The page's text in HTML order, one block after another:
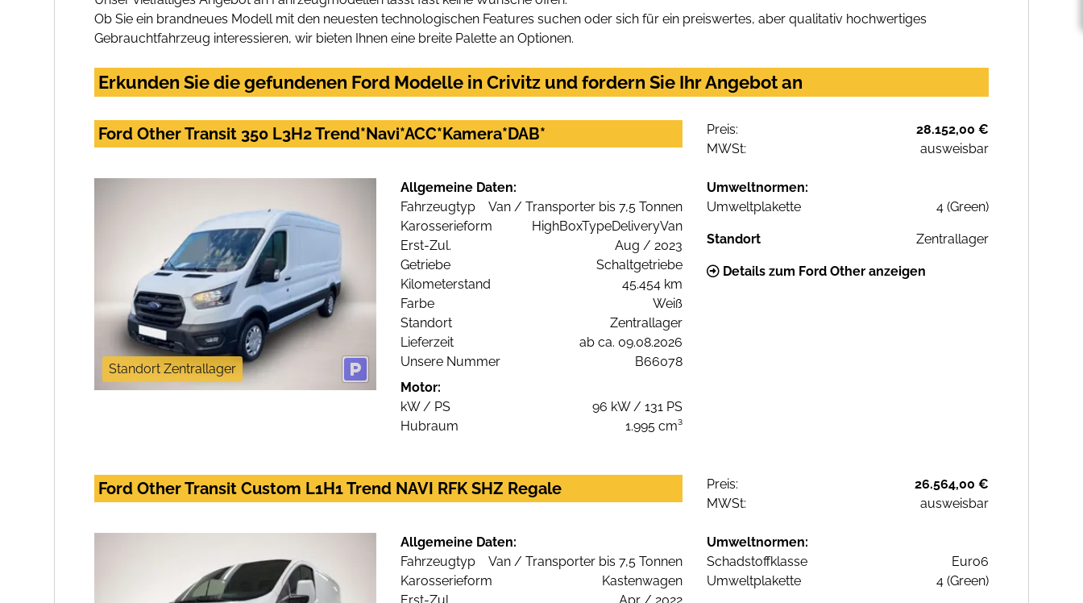
Ob Sie ein brandneues Modell mit den neuesten technologischen Features suchen oder sich für ein preiswertes, aber qualitativ hochwertiges
Gebrauchtfahrzeug interessieren, wir bieten Ihnen eine breite Palette an Optionen.
Erkunden Sie die gefundenen Ford Modelle in Crivitz und fordern Sie Ihr Angebot an
Ford Other Transit 350 L3H2 Trend*Navi*ACC*Kamera*DAB* Preis:
28.152,00 €
MWSt:
ausweisbar
Standort Zentrallager
Allgemeine Daten:
Fahrzeugtyp
Van / Transporter bis 7,5 Tonnen
Karosserieform
HighBoxTypeDeliveryVan
Erst-Zul.
Aug / 2023
Getriebe
Schaltgetriebe
Kilometerstand
45.454 km
Farbe
Weiß
Standort
Zentrallager
Lieferzeit
ab ca. 09.08.2026
Unsere Nummer
B66078
Motor:
kW / PS
96 kW / 131 PS
Hubraum
1.995 cm³
Umweltnormen:
Umweltplakette
4 (Green)
Standort Zentrallager
Details zum Ford Other anzeigen
Ford Other Transit Custom L1H1 Trend NAVI RFK SHZ Regale Preis:
26.564,00 €
MWSt:
ausweisbar
Allgemeine Daten:
Fahrzeugtyp
Van / Transporter bis 7,5 Tonnen
Karosserieform
Kastenwagen
Umweltnormen:
Schadstoffklasse
Euro6
Umweltplakette
4 (Green)